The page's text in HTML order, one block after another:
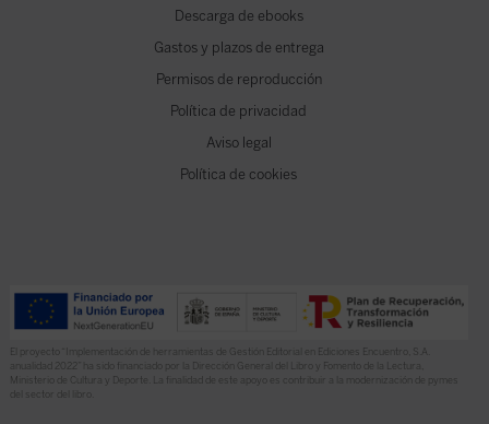
Descarga de ebooks
Gastos y plazos de entrega
Permisos de reproducción
Política de privacidad
Aviso legal
Política de cookies
El proyecto “Implementación de herramientas de Gestión Editorial en Ediciones Encuentro, S.A.
anualidad 2022” ha sido financiado por la Dirección General del Libro y Fomento de la Lectura,
Ministerio de Cultura y Deporte. La finalidad de este apoyo es contribuir a la modernización de pymes
del sector del libro.